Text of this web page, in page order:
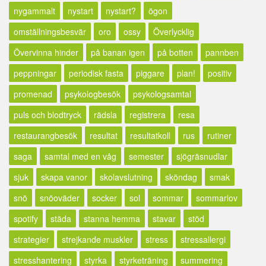
nygammalt
nystart nystart?
ögon
omställningsbesvär
oro ossy
Överlycklig
Övervinna hinder
på banan igen på botten
pannben
peppningar
periodisk fasta piggare plan!
positiv
promenad
psykologbesök
psykologsamtal
puls och blodtryck
rädsla registrera
resa
restaurangbesök
resultat resultatkoll rus
rutiner
saga
samtal med en våg semester
sjögräsnudlar
sjuk
skapa vanor skolavslutning sköndag
smak
snö
snöoväder socker sol sommar
sommarlov
spotify
städa stanna hemma stavar
stöd
strategier
strejkande muskler stress
stressallergi
stresshantering
styrka styrketräning
summering